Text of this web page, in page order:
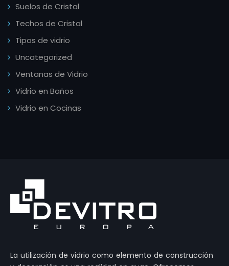
Suelos de Cristal
Techos de Cristal
Tipos de vidrio
Uncategorized
Ventanas de Vidrio
Vidrio en Baños
Vidrio en Cocinas
La utilización de vidrio como elemento de construcción